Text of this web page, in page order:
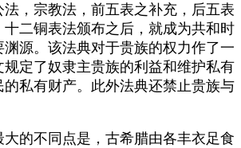
法，宗教法，前五表之补充，后五表
十二铜表法颁布之后，就成为共和时
源。该法典对于贵族的权力作了一
定了奴隶主贵族的利益和维护私有
私有财产。此外法典还禁止贵族与
的不同点是，古希腊由各丰衣足食